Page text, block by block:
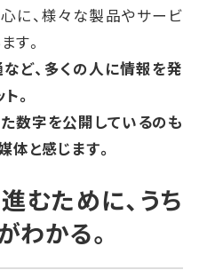
に、様々な製品やサービ
す。
など、多くの人に情報を発
。
数字を公開しているのも
と感じます。
むために、うち
わかる。